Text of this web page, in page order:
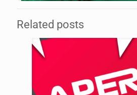
Related posts